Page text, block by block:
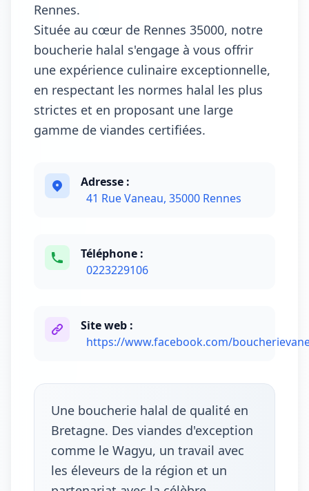
Rennes.
Située au cœur de Rennes 35000, notre
boucherie halal s'engage à vous offrir
une expérience culinaire exceptionnelle,
en respectant les normes halal les plus
strictes et en proposant une large
gamme de viandes certifiées.
Adresse :
41 Rue Vaneau, 35000 Rennes
Téléphone :
0223229106
Site web :
https://www.facebook.com/
Une boucherie halal de qualité en
Bretagne. Des viandes d'exception
comme le Wagyu, un travail avec
les éleveurs de la région et un